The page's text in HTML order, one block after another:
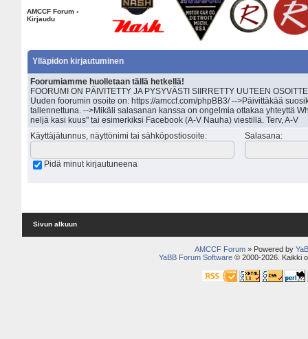
AMCCF Forum›
Kirjaudu
Ylläpidon kirjautuminen
Foorumiamme huolletaan tällä hetkellä!
FOORUMI ON PÄIVITETTY JA PYSYVÄSTI SIIRRETTY UUTEEN
Uuden foorumin osoite on: https://amccf.com/phpBB3/ -->Päivittäkää
tallennettuna. -->Mikäli salasanan kanssa on ongelmia ottakaa yhteyttä
neljä kasi kuus" tai esimerkiksi Facebook (A-V Nauha) viestillä. Terv, A-V
Käyttäjätunnus, näyttönimi tai sähköpostiosoite: Salasana:
Pidä minut kirjautuneena
Sivun alkuun
AMCCF Forum » Powered by
YaBB Forum Software© 2000-2026. Kaikki